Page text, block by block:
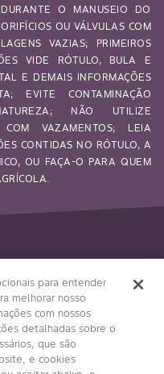
O MANUSEIO DO
OU VÁLVULAS COM
VAZIAS; PRIMEIROS
VIDE RÓTULO, BULA E
E DEMAIS INFORMAÇÕES
EVITE CONTAMINAÇÃO
NÃO UTILIZE
COM VAZAMENTOS; LEIA
CONTIDAS NO RÓTULO, A
OU FAÇA-O PARA QUEM
para entender
melhorar nosso
com nossos
detalhadas sobre o
que são
e cookies